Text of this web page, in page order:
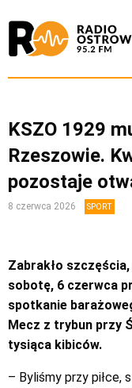
KSZO 1929
Rzeszowie.
pozostaje
8 czerwca 2026 SPORT
Zabrakło
sobotę, 6 czerwca
spotkanie
Mecz z trybun przy
tysiąca kibiców.
– Byliśmy przy piłce,